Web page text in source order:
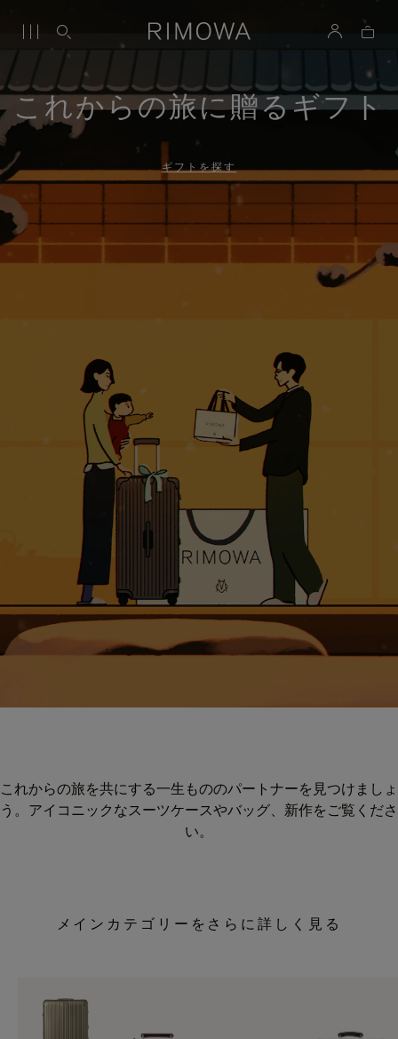
これからの旅に贈るギフト
ギフトを探す
これからの旅を共にする一生もののパートナーを見つけましょ
う。アイコニックなスーツケースやバッグ、新作をご覧くださ
い。
メインカテゴリーをさらに詳しく見る